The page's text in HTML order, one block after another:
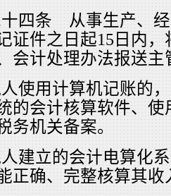
四条 从事生产、
证件之日起15日内
会计处理办法报送
使用计算机记账的
的会计核算软件、
务机关备案。
建立的会计电算化
正确、完整核算其收